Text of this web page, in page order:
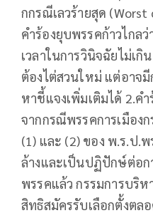
กกรณีเลวร้ายสุด (Worst
คำร้องยุบพรรคก้าวไกล
เวลาในการวินิจฉัยไม่เกิ
ต้องไต่สวนใหม่ แต่อาจมี
หาชี้แจงเพิ่มเติมได้ 2.ค
จากกรณีพรรคการเมือง
(1) และ (2) ของ พ.ร.ป.
ล้างและเป็นปฏิปักษ์ต่อก
พรรคแล้ว กรรมการบริ
สิทธิสมัครรับเลือกตั้งตล